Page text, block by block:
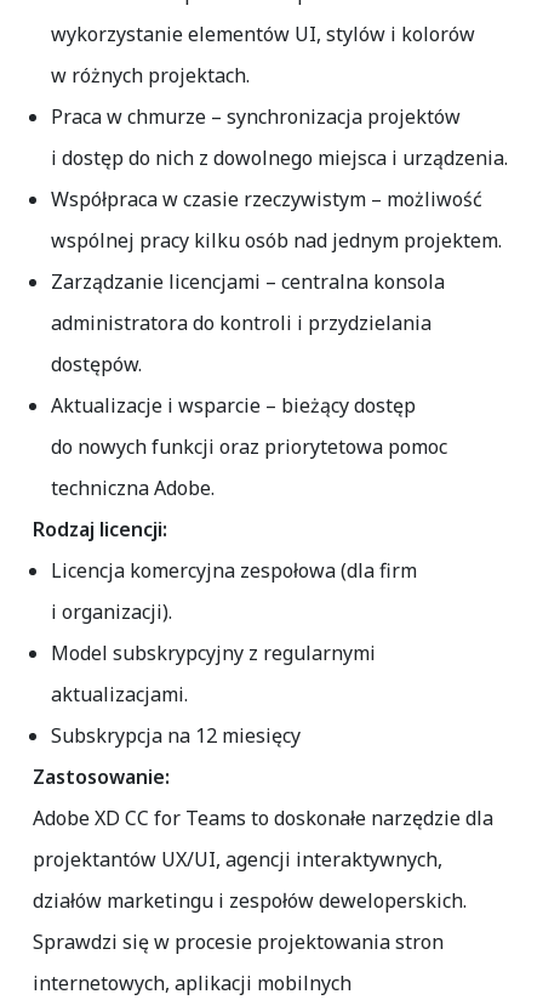
wykorzystanie elementów UI, stylów i kolorów
w różnych projektach.
Praca w chmurze– synchronizacja projektów
i dostęp do nich z dowolnego miejsca i urządzenia.
Współpraca w czasie rzeczywistym– możliwość
wspólnej pracy kilku osób nad jednym projektem.
Zarządzanie licencjami – centralna konsola
administratora do kontroli i przydzielania
dostępów.
Aktualizacje i wsparcie– bieżący dostęp
do nowych funkcji oraz priorytetowa pomoc
techniczna Adobe.
Rodzaj licencji:
Licencja komercyjna zespołowa (dla firm
i organizacji).
Model subskrypcyjny z regularnymi
aktualizacjami.
Subskrypcja na 12 miesięcy
Zastosowanie:
Adobe XD CC for Teams to doskonałe narzędzie dla
projektantów UX/UI, agencji interaktywnych,
działów marketingu i zespołów deweloperskich.
Sprawdzi się w procesie projektowania stron
internetowych, aplikacji mobilnych